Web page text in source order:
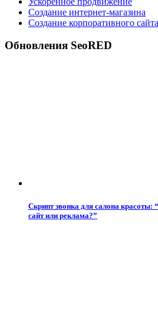
Создание интернет-магазина
Создание корпоративного сайта
Обновления SeoRED
Скрипт звонка для салона красоты:
сайт или реклама?”